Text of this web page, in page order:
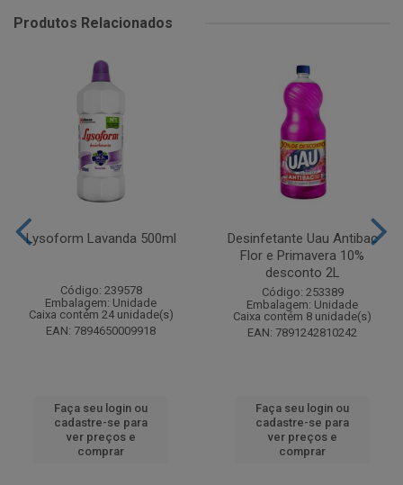
Produtos Relacionados
Lysoform Lavanda 500ml
Código: 239578
Embalagem: Unidade
Caixa contém 24 unidade(s)
EAN: 7894650009918
Faça seu login ou
cadastre-se para
ver preços e
comprar
Desinfetante Uau Antibac
Flor e Primavera 10%
desconto 2L
Código: 253389
Embalagem: Unidade
Caixa contém 8 unidade(s)
EAN: 7891242810242
Faça seu login ou
cadastre-se para
ver preços e
comprar